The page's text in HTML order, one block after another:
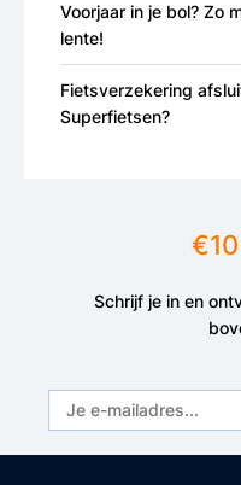
Voorjaar in je bol? Zo
lente!
Fietsverzekering
Superfietsen?
Schrijf je in en